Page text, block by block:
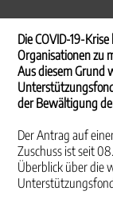
Die COVID-19-
Organisationen zu
Aus diesem Grund
der Bewältigung
Der Antrag auf
Zuschuss ist seit
Überblick über die